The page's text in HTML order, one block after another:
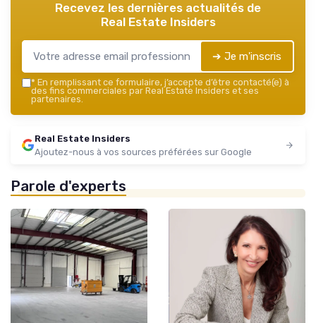
Recevez les dernières actualités de
Real Estate Insiders
➔ Je m'inscris
* En remplissant ce formulaire, j’accepte d’être contacté(e) à
des fins commerciales par Real Estate Insiders et ses
partenaires.
Real Estate Insiders
Ajoutez-nous à vos sources préférées sur Google
Parole d'experts